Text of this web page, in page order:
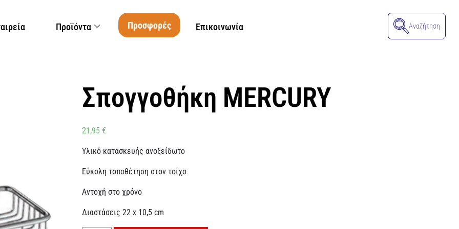
Προϊόντα Προσφορές Επικοινωνία Αναζήτηση
Σπογγοθήκη MERCURY
21,95€
Υλικό κατασκευής ανοξείδωτο
Εύκολη τοποθέτηση στον τοίχο
Αντοχή στο χρόνο
Διαστάσεις 22 x 10,5 cm